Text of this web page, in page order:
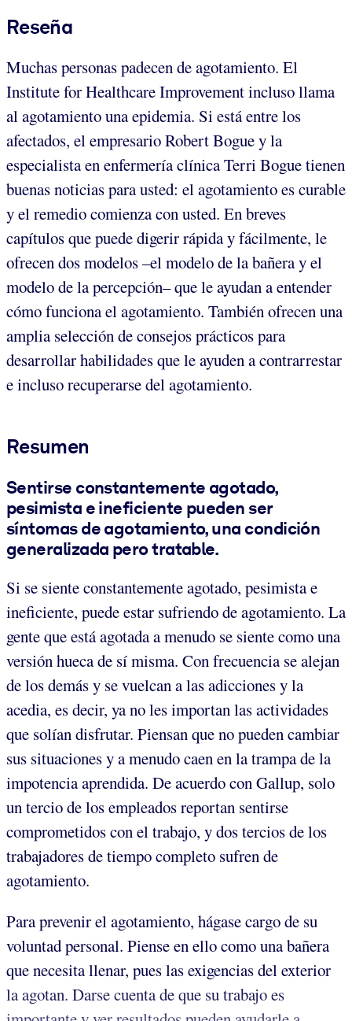
Reseña
Muchas personas padecen de agotamiento. El
Institute for Healthcare Improvement incluso llama
al agotamiento una epidemia. Si está entre los
afectados, el empresario Robert Bogue y la
especialista en enfermería clínica Terri Bogue tienen
buenas noticias para usted: el agotamiento es curable
y el remedio comienza con usted. En breves
capítulos que puede digerir rápida y fácilmente, le
ofrecen dos modelos –el modelo de la bañera y el
modelo de la percepción– que le ayudan a entender
cómo funciona el agotamiento. También ofrecen una
amplia selección de consejos prácticos para
desarrollar habilidades que le ayuden a contrarrestar
e incluso recuperarse del agotamiento.
Resumen
Sentirse constantemente agotado,
pesimista e ineficiente pueden ser
síntomas de agotamiento, una condición
generalizada pero tratable.
Si se siente constantemente agotado, pesimista e
ineficiente, puede estar sufriendo de agotamiento. La
gente que está agotada a menudo se siente como una
versión hueca de sí misma. Con frecuencia se alejan
de los demás y se vuelcan a las adicciones y la
acedia, es decir, ya no les importan las actividades
que solían disfrutar. Piensan que no pueden cambiar
sus situaciones y a menudo caen en la trampa de la
impotencia aprendida. De acuerdo con Gallup, solo
un tercio de los empleados reportan sentirse
comprometidos con el trabajo, y dos tercios de los
trabajadores de tiempo completo sufren de
agotamiento.
Para prevenir el agotamiento, hágase cargo de su
voluntad personal. Piense en ello como una bañera
que necesita llenar, pues las exigencias del exterior
la agotan. Darse cuenta de que su trabajo es